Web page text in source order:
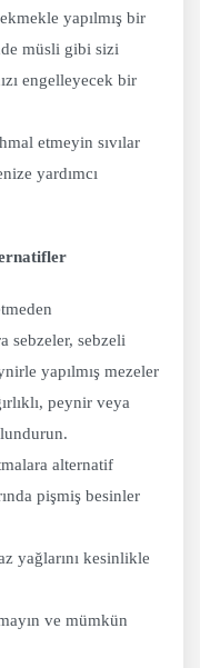
yapılmış bir
müsli gibi sizi
engelleyecek bir
etmeyin sıvılar
yardımcı
sebzeler, sebzeli
yapılmış mezeler
peynir veya
alternatif
pişmiş besinler
yağlarını kesinlikle
ve mümkün